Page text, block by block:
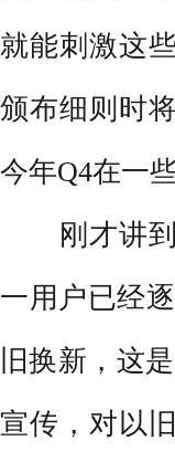
就能刺激这
颁布细则时
今年Q4在一
刚才讲到
一用户已经
旧换新，这
宣传，对以